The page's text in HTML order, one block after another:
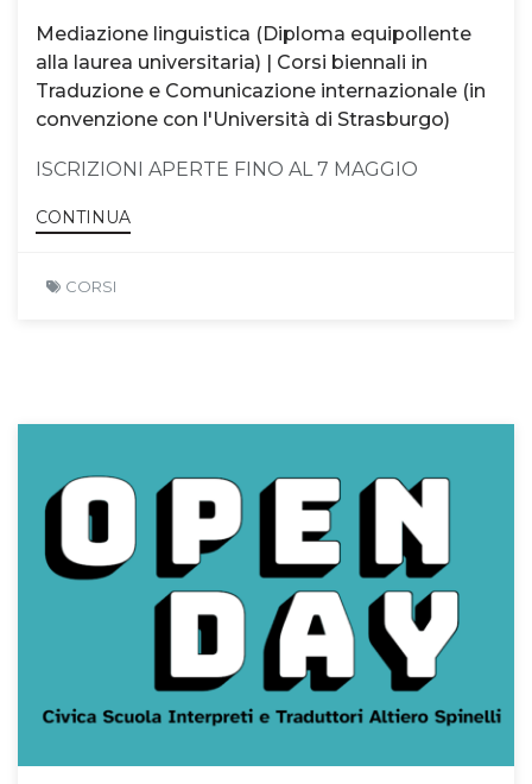
Mediazione linguistica (Diploma equipollente
alla laurea universitaria) | Corsi biennali in
Traduzione e Comunicazione internazionale (in
convenzione con l'Università di Strasburgo)
ISCRIZIONI APERTE FINO AL 7 MAGGIO
CONTINUA
CORSI